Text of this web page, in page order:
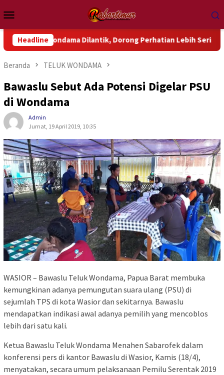
ke
kontenMobile
Headline
Wondama Dilantik, Dorong Perhatian Lebih Serius Terhadap
Beranda TELUK WONDAMA
Bawaslu Sebut Ada Potensi Digelar PSU
di Wondama
Admin
Jumat, 19 April 2019, 10:35
WASIOR – Bawaslu Teluk Wondama, Papua Barat membuka
kemungkinan adanya pemungutan suara ulang (PSU) di
sejumlah TPS di kota Wasior dan sekitarnya. Bawaslu
mendapatkan indikasi awal adanya pemilih yang mencoblos
lebih dari satu kali.
Ketua Bawaslu Teluk Wondama Menahen Sabarofek dalam
konferensi pers di kantor Bawaslu di Wasior, Kamis (18/4),
menyatakan, secara umum pelaksanaan Pemilu Serentak 2019